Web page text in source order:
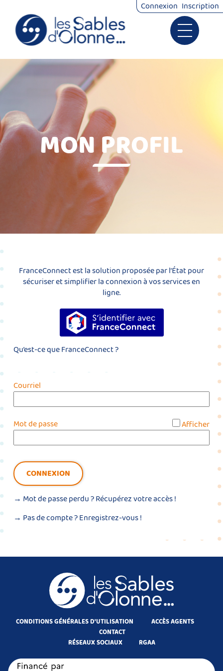
Ouvrir le
Démarches
Connexion Inscription
MON PROFIL
FranceConnect est la solution proposée par l’État pour
sécuriser et simplifier la connexion à vos services en
ligne.
S’identifier avec FranceConnect
Qu’est-ce que FranceConnect ?
Courriel
Mot de passe Afficher
CONNEXION
→ Mot de passe perdu ?Récupérez votre accès !
→ Pas de compte ?Enregistrez-vous !
CONDITIONS GÉNÉRALES D'UTILISATION
ACCÈS AGENTS
CONTACT
RÉSEAUX SOCIAUX
RGAA